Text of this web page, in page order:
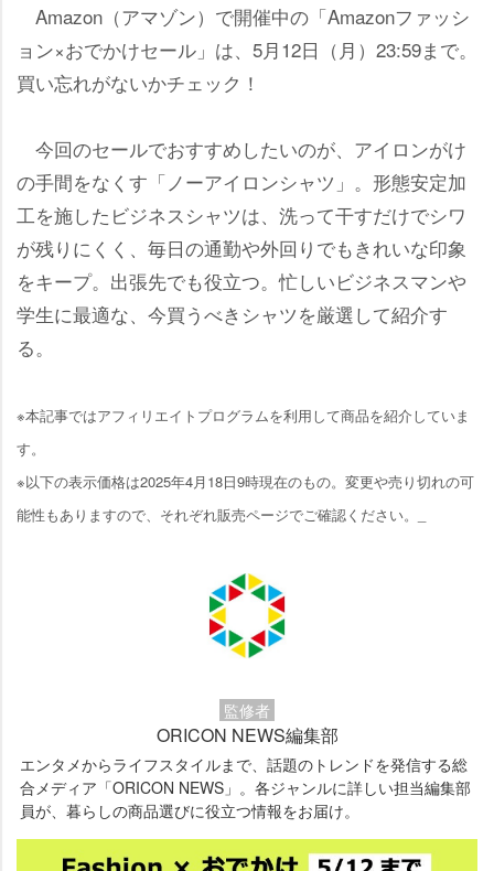
Amazon（アマゾン）で開催中の「Amazonファッシ
ョン×おでかけセール」は、5月12日（月）23:59まで。
買い忘れがないかチェック！
今回のセールでおすすめしたいのが、アイロンがけ
の手間をなくす「ノーアイロンシャツ」。形態安定加
工を施したビジネスシャツは、洗って干すだけでシワ
が残りにくく、毎日の通勤や外回りでもきれいな印象
をキープ。出張先でも役立つ。忙しいビジネスマン
学生に最適な、今買うべきシャツを厳選して紹介す
る。
※本記事ではアフィリエイトプログラムを利用して商品を紹介していま
す。
※以下の表示価格は2025年4月18日9時現在のもの。変更や売り切れの可
能性もありますので、それぞれ販売ページでご確認ください。_
監修者
ORICON NEWS編集部
エンタメからライフスタイルまで、話題のトレンドを発信する総
合メディア「ORICON NEWS」。各ジャンルに詳しい担当編集部
員が、暮らしの商品選びに役立つ情報をお届け。